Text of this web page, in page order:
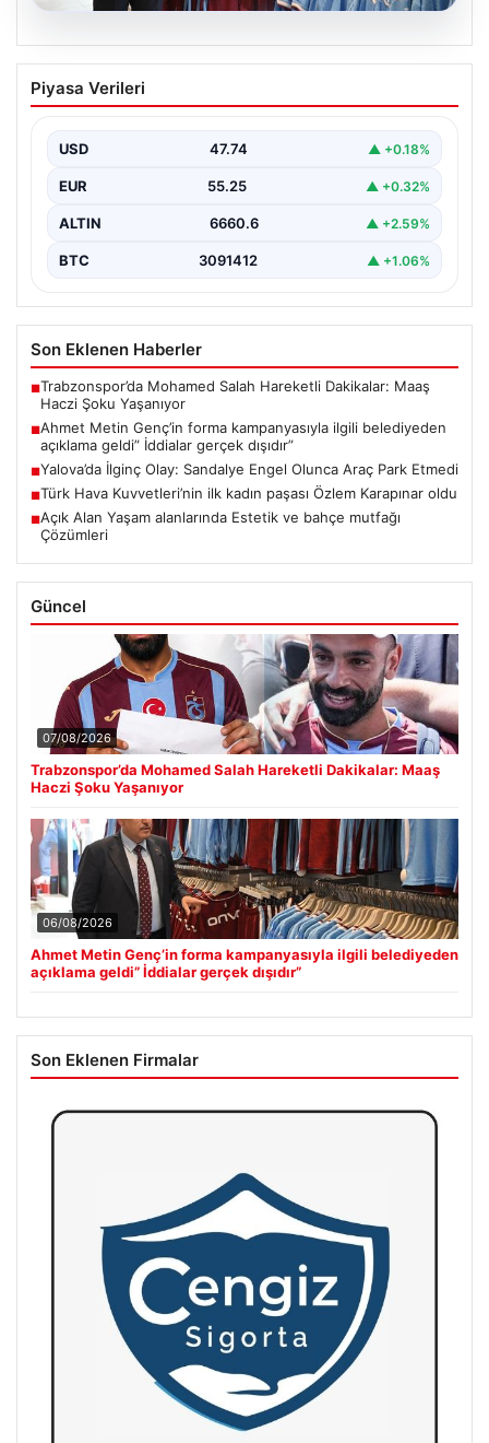
06.08.2026
Ahmet Metin Genç’in forma
kampanyasıyla ilgili belediyeden
Piyasa Verileri
USD 47.74 ▲ +0.18%
EUR 55.25 ▲ +0.32%
ALTIN 6660.6 ▲ +2.59%
BTC 3091412 ▲ +1.06%
Son Eklenen Haberler
■Trabzonspor’da Mohamed Salah Hareketli Dakikalar: Maaş
Haczi Şoku Yaşanıyor
■Ahmet Metin Genç’in forma kampanyasıyla ilgili belediyeden
açıklama geldi” İddialar gerçek dışıdır”
■Yalova’da İlginç Olay: Sandalye Engel Olunca Araç Park Etmedi
■Türk Hava Kuvvetleri’nin ilk kadın paşası Özlem Karapınar oldu
■Açık Alan Yaşam alanlarında Estetik ve bahçe mutfağı
Çözümleri
Güncel
07/08/2026
Trabzonspor’da Mohamed Salah Hareketli Dakikalar: Maaş
Haczi Şoku Yaşanıyor
06/08/2026
Ahmet Metin Genç’in forma kampanyasıyla ilgili belediyeden
açıklama geldi” İddialar gerçek dışıdır”
Son Eklenen Firmalar